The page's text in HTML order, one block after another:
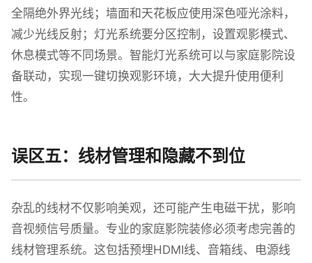
全隔绝外界光线；墙面和天花板应使用深色哑光涂料，
减少光线反射；灯光系统要分区控制，设置观影模式、
休息模式等不同场景。智能灯光系统可以与家庭影院设
备联动，实现一键切换观影环境，大大提升使用便利
性。
误区五：线材管理和隐藏不到位
杂乱的线材不仅影响美观，还可能产生电磁干扰，影响
音视频信号质量。专业的家庭影院装修必须考虑完善的
线材管理系统。这包括预埋HDMI线、音箱线、电源线